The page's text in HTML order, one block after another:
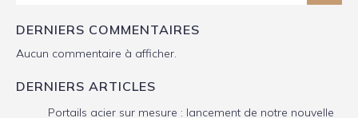
DERNIERS COMMENTAIRES
Aucun commentaire à afficher.
DERNIERS ARTICLES
Portails acier sur mesure : lancement de notre nouvelle